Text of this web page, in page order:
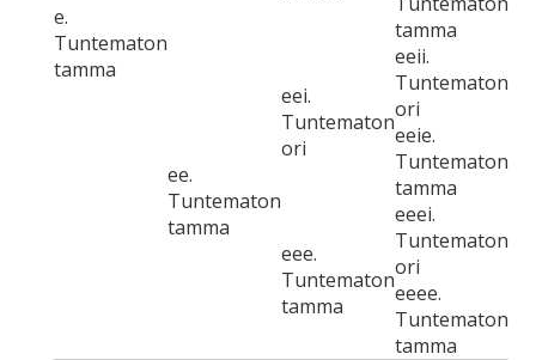
e.
Tuntematon
tamma
tamma
ee.
Tuntematon
tamma
eei.
Tuntematon
ori
eeii.
Tuntematon
ori
eeie.
Tuntematon
tamma
eee.
Tuntematon
tamma
eeei.
Tuntematon
ori
eeee.
Tuntematon
tamma